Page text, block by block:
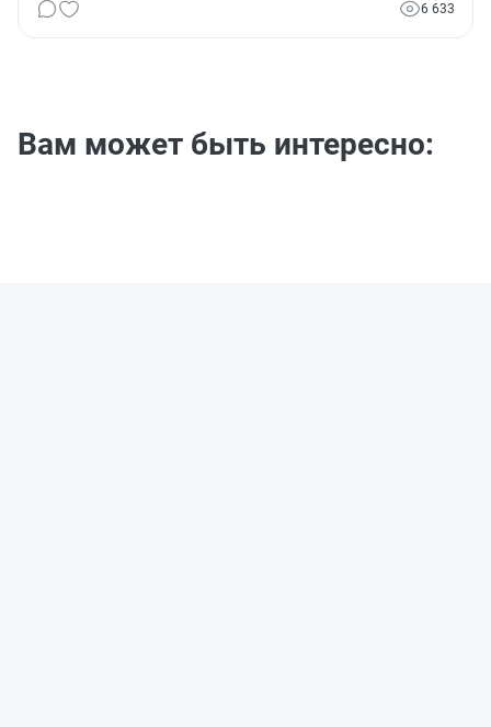
6 633
Вам может быть интересно: